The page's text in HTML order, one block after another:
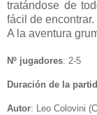
tratándose de
fácil de encontrar.
A la aventura
Nº jugadores: 2-5
Duración de la
Autor: Leo Colovini